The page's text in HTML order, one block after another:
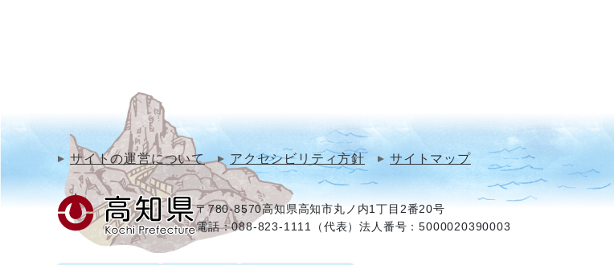
サイトの運営について アクセシビリティ方針 サイトマップ
〒780-8570高知県高知市丸ノ内1丁目2番20号
電話：088-823-1111（代表）法人番号：5000020390003